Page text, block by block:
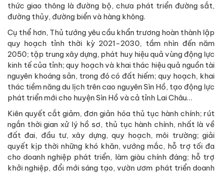
thức giao thông là đường bộ, chưa phát triển đường sắt,
đường thủy, đường biển và hàng không.
Cụ thể hơn, Thủ tướng yêu cầu khẩn trương hoàn thành lập
quy hoạch tỉnh thời kỳ 2021-2030, tầm nhìn đến năm
2050; tập trung xây dựng, phát huy hiệu quả vùng động lực
kinh tế của tỉnh; quy hoạch và khai thác hiệu quả nguồn tài
nguyên khoáng sản, trong đó có đất hiếm; quy hoạch, khai
thác tiềm năng du lịch trên cao nguyên Sìn Hồ, tạo động lực
phát triển mới cho huyện Sìn Hồ và cả tỉnh Lai Châu…
Kiên quyết cắt giảm, đơn giản hóa thủ tục hành chính; rút
ngắn thời gian xử lý hồ sơ, thủ tục hành chính, nhất là về
đất đai, đầu tư, xây dựng, quy hoạch, môi trường; giải
quyết kịp thời những khó khăn, vướng mắc, hỗ trợ tối đa
cho doanh nghiệp phát triển, làm giàu chính đáng; hỗ trợ
khởi nghiệp, đổi mới sáng tạo, vườn ươm phát triển doanh